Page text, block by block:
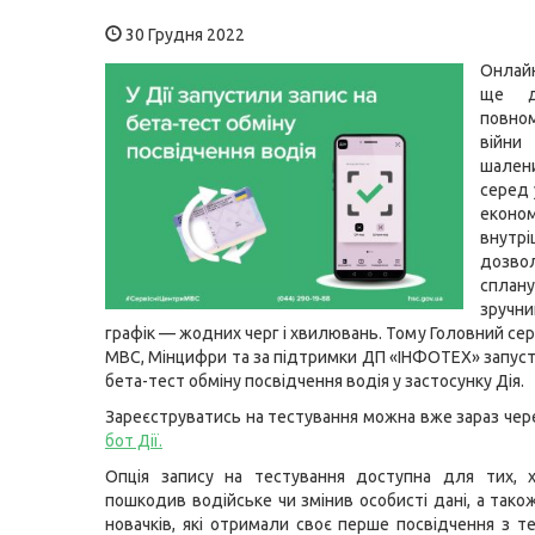
30 Грудня 2022
ще
серед
графік — жодних черг і хвилювань. Тому Головний
МВС, Мінцифри та за підтримки ДП «ІНФОТЕХ»
бета-тест обміну посвідчення водія у застосунку Дія.
Зареєструватись на тестування можна вже зараз
бот Дії.
Опція запису на тестування доступна для тих,
пошкодив водійське чи змінив особисті дані, а
новачків, які отримали своє перше посвідчення з